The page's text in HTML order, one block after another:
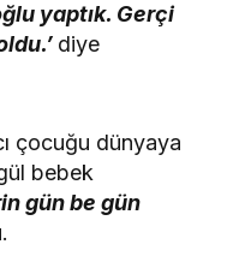
yaptık. Gerçi
diye
çocuğu dünyaya
bebek
gün be gün